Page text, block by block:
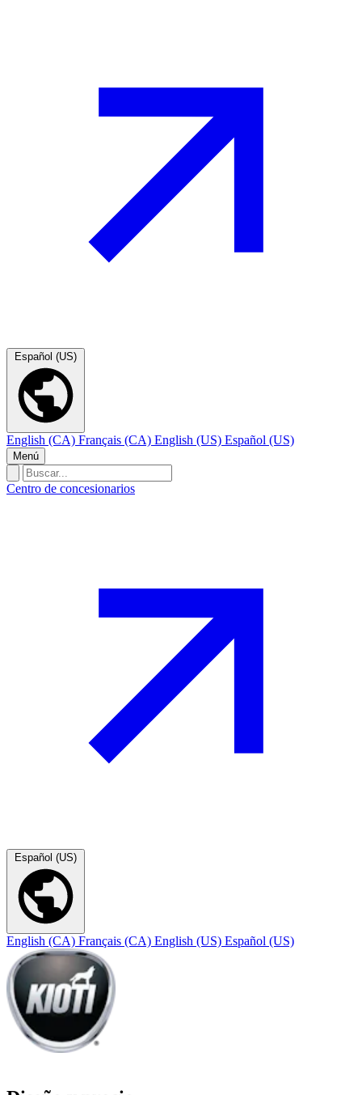
Español (US)
English (CA) Français (CA) English (US) Español (US)
Menú
Centro de concesionarios
Español (US)
English (CA) Français (CA) English (US) Español (US)